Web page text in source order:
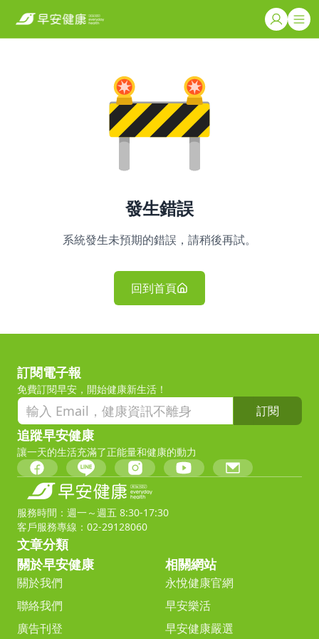
發生錯誤
系統發生未預期的錯誤，請稍後再試。
回到首頁
訂閱電子報
免費訂閱早安，開始健康新生活！
訂閱
追蹤早安健康
讓一天的生活充滿了正能量和健康的動力
服務時間：週一～週五 8:30-17:30
客戶服務專線：02-29128060
文章分類
關於早安健康
關於我們
聯絡我們
廣告刊登
相關網站
永悅健康官網
早安樂活
早安健康嚴選